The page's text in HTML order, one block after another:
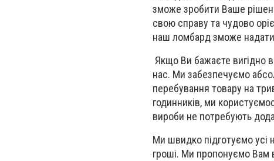
зможе зробити Ваше
свою справу та чудово
наш ломбард зможе надати
Якщо Ви бажаєте вигідно
нас. Ми забезпечуємо
перебування товару на
годинників, ми
вироби не потребують
Ми швидко підготуємо усі
гроші. Ми пропонуємо Вам